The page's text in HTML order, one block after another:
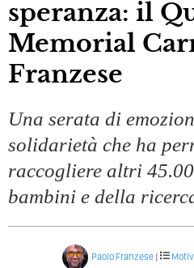
speranza: il
Memorial
Franzese
Una serata di
solidarietà che ha
raccogliere altri
bambini e della
Paolo Franzese |